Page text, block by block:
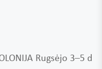
Rugsėjo 3–5 d